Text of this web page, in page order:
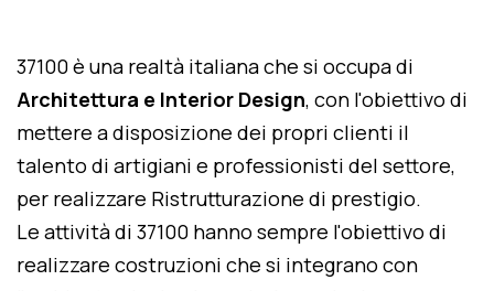
37100 è una realtà italiana che si occupa di
Architettura e Interior Design, con l'obiettivo di
mettere a disposizione dei propri clienti il
talento di artigiani e professionisti del settore,
per realizzare Ristrutturazione di prestigio.
Le attività di 37100 hanno sempre l'obiettivo di
realizzare costruzioni che si integrano con